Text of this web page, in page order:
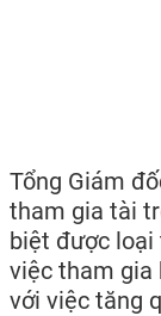
Tổng Giám
tham gia tài
biệt được loại
việc tham gia
với việc tăng